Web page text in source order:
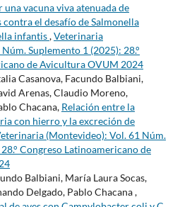
vacuna viva atenuada de
el desafío de Salmonella
infantis,Veterinaria
Suplemento 1 (2025): 28.°
de Avicultura OVUM 2024
Casanova, Facundo Balbiani,
Arenas, Claudio Moreno,
Chacana, Relación entre la
con hierro y la excreción de
(Montevideo): Vol. 61 Núm.
Congreso Latinoamericano de
Balbiani, María Laura Socas,
Delgado, Pablo Chacana ,